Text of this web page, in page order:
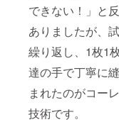
できない！」と
ありましたが、
繰り返し、1枚1
達の手で丁寧に
まれたのがコー
技術です。